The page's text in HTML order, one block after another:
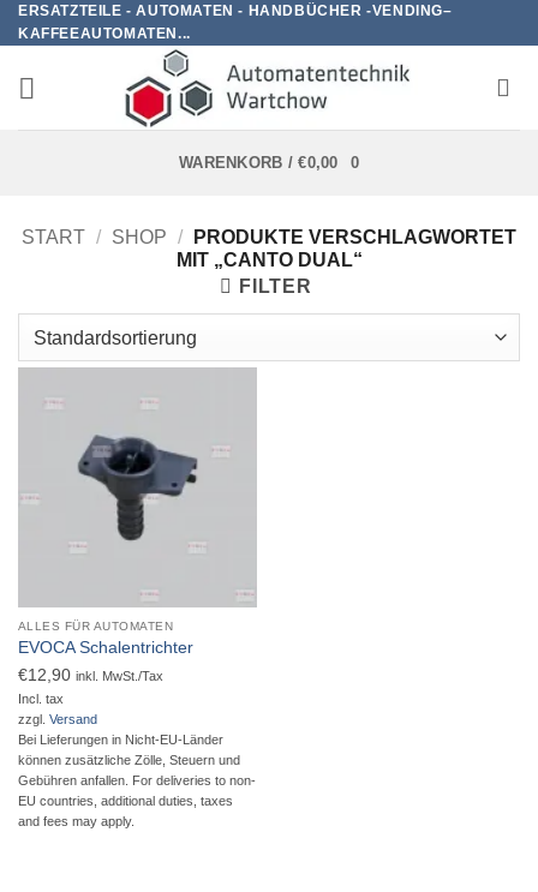
Zum
Inhalt
springen
ERSATZTEILE - AUTOMATEN - HANDBÜCHER -VENDING–
KAFFEEAUTOMATEN...
WARENKORB /€0,00 0
START / SHOP /
PRODUKTE VERSCHLAGWORTET
MIT „CANTO DUAL“
FILTER
ALLES FÜR AUTOMATEN
EVOCA Schalentrichter
€12,90 inkl. MwSt./Tax
Incl. tax
zzgl. Versand
Bei Lieferungen in Nicht-EU-Länder
können zusätzliche Zölle, Steuern und
Gebühren anfallen. For deliveries to non-
EU countries, additional duties, taxes
and fees may apply.